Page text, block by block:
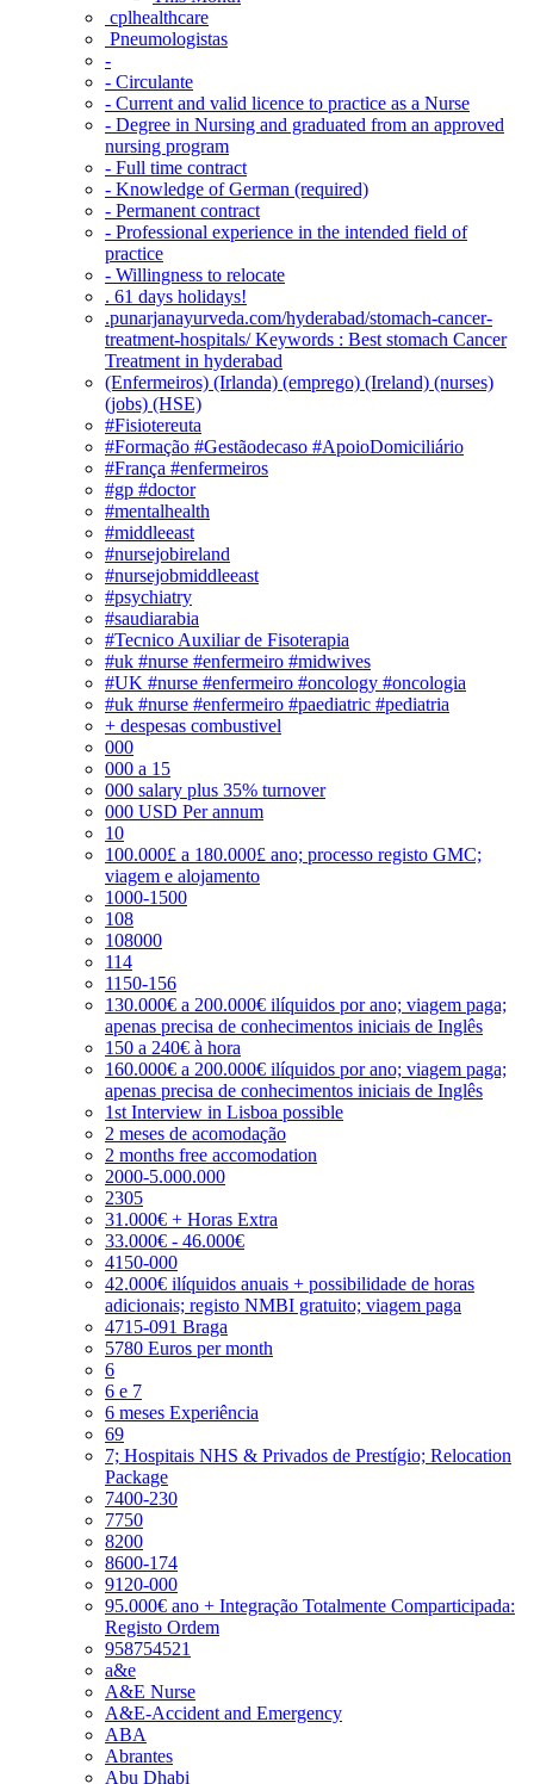
‎ cplhealthcare‬
Pneumologistas
-
- Circulante
- Current and valid licence to practice as a Nurse
- Degree in Nursing and graduated from an approved
nursing program
- Full time contract
- Knowledge of German (required)
- Permanent contract
- Professional experience in the intended field of
practice
- Willingness to relocate
. 61 days holidays!
.punarjanayurveda.com/hyderabad/stomach-cancer-
treatment-hospitals/ Keywords : Best stomach Cancer
Treatment in hyderabad
(Enfermeiros) (Irlanda) (emprego) (Ireland) (nurses)
(jobs) (HSE)
#Fisiotereuta
#Formação #Gestãodecaso #ApoioDomiciliário
#França #enfermeiros
#gp #doctor
#mentalhealth
#middleeast
#nursejobireland
#nursejobmiddleeast
#psychiatry
#saudiarabia
#Tecnico Auxiliar de Fisoterapia
#uk #nurse #enfermeiro #midwives
#UK #nurse #enfermeiro #oncology #oncologia
#uk #nurse #enfermeiro #paediatric #pediatria
+ despesas combustivel
000
000 a 15
000 salary plus 35% turnover
000 USD Per annum
10
100.000£ a 180.000£ ano; processo registo GMC;
viagem e alojamento
1000-1500
108
108000
114
1150-156
130.000€ a 200.000€ ilíquidos por ano; viagem paga;
apenas precisa de conhecimentos iniciais de Inglês
150 a 240€ à hora
160.000€ a 200.000€ ilíquidos por ano; viagem paga;
apenas precisa de conhecimentos iniciais de Inglês
1st Interview in Lisboa possible
2 meses de acomodação
2 months free accomodation
2000-5.000.000
2305
31.000€ + Horas Extra
33.000€ - 46.000€
4150-000
42.000€ ilíquidos anuais + possibilidade de horas
adicionais; registo NMBI gratuito; viagem paga
4715-091 Braga
5780 Euros per month
6
6 e 7
6 meses Experiência
69
7; Hospitais NHS & Privados de Prestígio; Relocation
Package
7400-230
7750
8200
8600-174
9120-000
95.000€ ano + Integração Totalmente Comparticipada:
Registo Ordem
958754521
a&e
A&E Nurse
A&E-Accident and Emergency
ABA
Abrantes
Abu Dhabi